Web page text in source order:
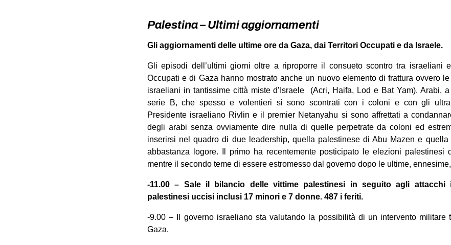
Palestina – Ultimi aggiornamenti
Gli aggiornamenti delle ultime ore da Gaza, dai Territori Occupati e da Israele.
Gli episodi dell’ultimi giorni oltre a riproporre il consueto scontro tra israeliani
Occupati e di Gaza hanno mostrato anche un nuovo elemento di frattura ovvero
israeliani in tantissime città miste d’Israele (Acri, Haifa, Lod e Bat Yam). Arabi,
serie B, che spesso e volentieri si sono scontrati con i coloni e con gli
Presidente israeliano Rivlin e il premier Netanyahu si sono affrettati a
degli arabi senza ovviamente dire nulla di quelle perpetrate da coloni ed
inserirsi nel quadro di due leadership, quella palestinese di Abu Mazen e
abbastanza logore. Il primo ha recentemente posticipato le elezioni palestinesi
mentre il secondo teme di essere estromesso dal governo dopo le ultime,
-11.00 – Sale il bilancio delle vittime palestinesi in seguito agli attacchi
palestinesi uccisi inclusi 17 minori e 7 donne. 487 i feriti.
-9.00 – Il governo israeliano sta valutando la possibilità di un intervento militare
Gaza.